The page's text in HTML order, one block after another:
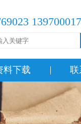
料下载 联